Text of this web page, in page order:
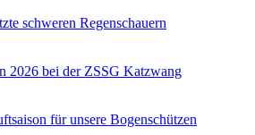
schweren Regenschauern
2026 bei der ZSSG Katzwang
für unsere Bogenschützen